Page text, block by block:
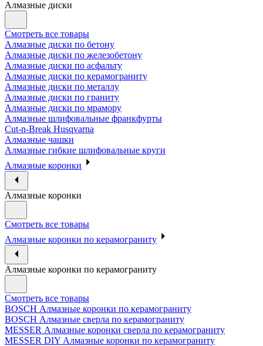
Алмазные диски
Смотреть все товары
Алмазные диски по бетону
Алмазные диски по железобетону
Алмазные диски по асфальту
Алмазные диски по керамограниту
Алмазные диски по металлу
Алмазные диски по граниту
Алмазные диски по мрамору
Алмазные шлифовальные франкфурты
Cut-n-Break Husqvarna
Алмазные чашки
Алмазные гибкие шлифовальные круги
Алмазные коронки
Алмазные коронки
Смотреть все товары
Алмазные коронки по керамограниту
Алмазные коронки по керамограниту
Смотреть все товары
BOSCH Алмазные коронки по керамограниту
BOSCH Алмазные сверла по керамограниту
MESSER Алмазные коронки сверла по керамограниту
MESSER DIY Алмазные коронки по керамограниту